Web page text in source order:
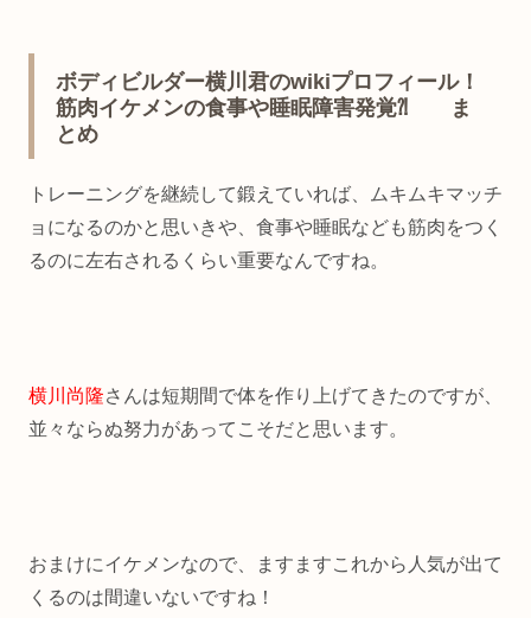
ボディビルダー横川君のwikiプロフィール！
筋肉イケメンの食事や睡眠障害発覚⁈ ま
とめ
トレーニングを継続して鍛えていれば、ムキムキマッチ
ョになるのかと思いきや、食事や睡眠なども筋肉をつく
るのに左右されるくらい重要なんですね。
横川尚隆さんは短期間で体を作り上げてきたのですが、
並々ならぬ努力があってこそだと思います。
おまけにイケメンなので、ますますこれから人気が出て
くるのは間違いないですね！